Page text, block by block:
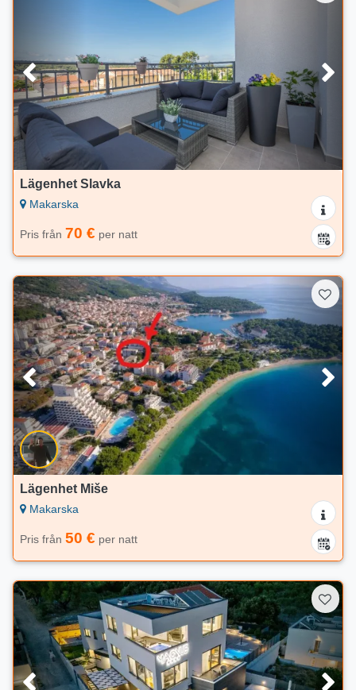
Lägenhet Slavka
Makarska
Pris från 70 € per natt
Lägenhet Miše
Makarska
Pris från 50 € per natt